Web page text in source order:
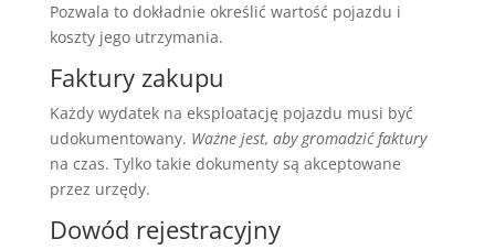
Pozwala to dokładnie określić wartość pojazdu i
koszty jego utrzymania.
Faktury zakupu
Każdy wydatek na eksploatację pojazdu musi być
udokumentowany. Ważne jest, aby gromadzić faktury
na czas. Tylko takie dokumenty są akceptowane
przez urzędy.
Dowód rejestracyjny